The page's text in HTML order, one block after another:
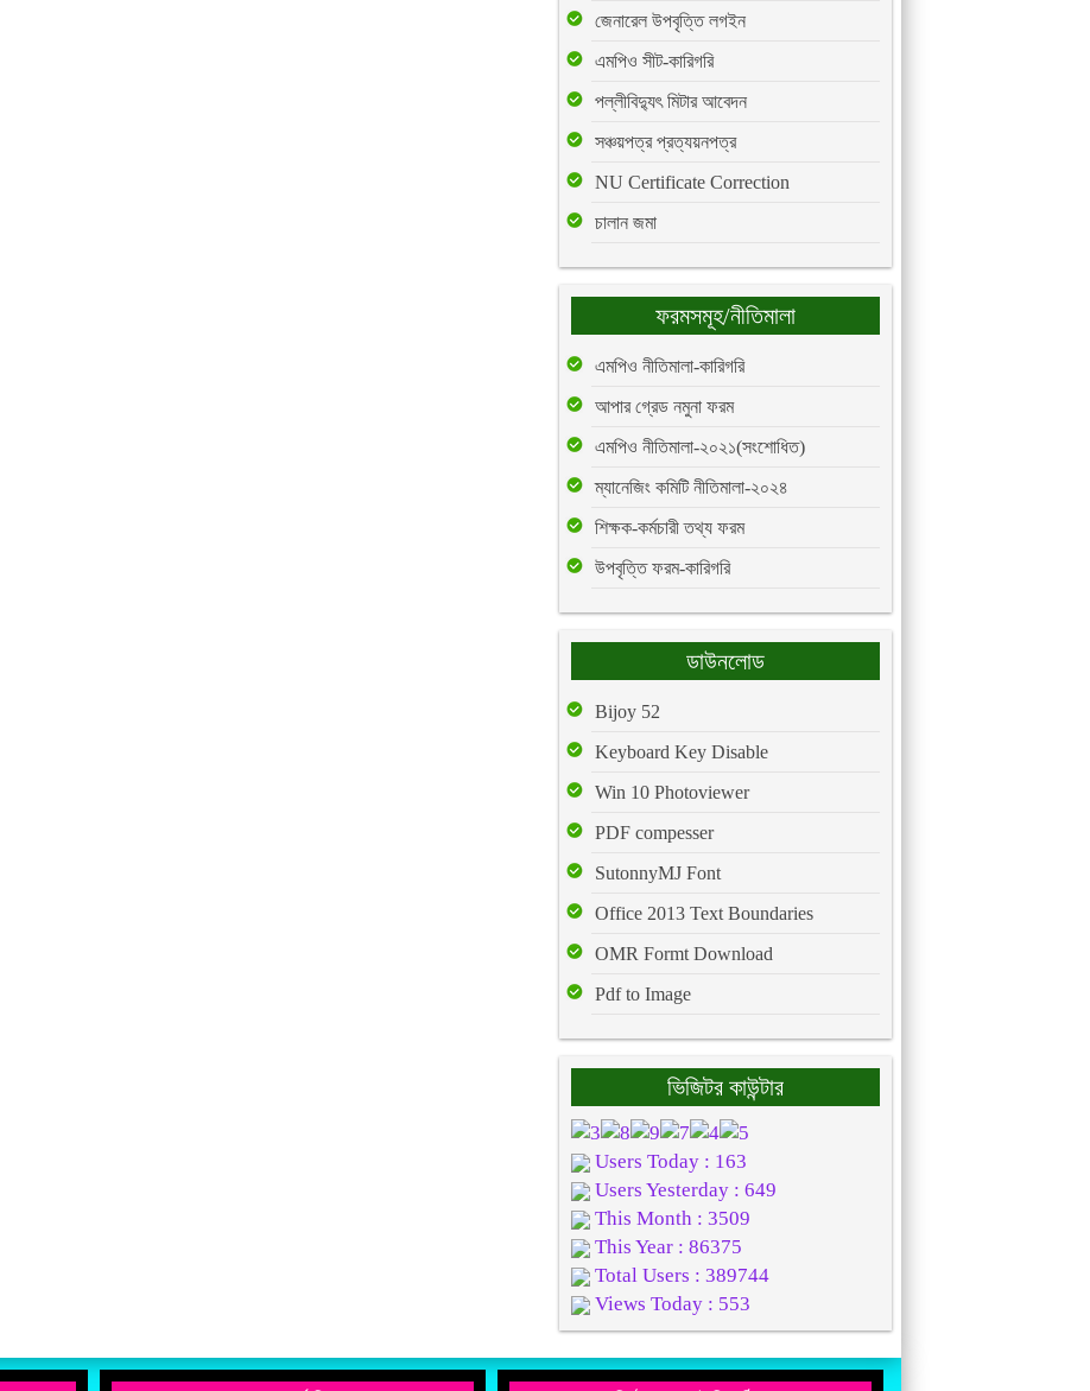
জেনারেল উপবৃত্তি লগইন
এমপিও সীট-কারিগরি
পল্লীবিদ্যুৎ মিটার আবেদন
সঞ্চয়পত্র প্রত্যয়নপত্র
NU Certificate Correction
চালান জমা
ফরমসমূহ/নীতিমালা
এমপিও নীতিমালা-কারিগরি
আপার গ্রেড নমুনা ফরম
এমপিও নীতিমালা-২০২১(সংশোধিত)
ম্যানেজিং কমিটি নীতিমালা-২০২৪
শিক্ষক-কর্মচারী তথ্য ফরম
উপবৃত্তি ফরম-কারিগরি
ডাউনলোড
Bijoy 52
Keyboard Key Disable
Win 10 Photoviewer
PDF compesser
SutonnyMJ Font
Office 2013 Text Boundaries
OMR Formt Download
Pdf to Image
ভিজিটর কাউন্টার
Users Today : 163
Users Yesterday : 649
This Month : 3509
This Year : 86375
Total Users : 389744
Views Today : 553